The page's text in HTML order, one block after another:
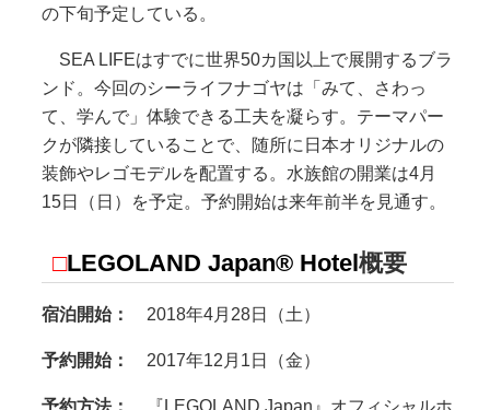
の下旬予定している。
SEA LIFEはすでに世界50カ国以上で展開するブラ
ンド。今回のシーライフナゴヤは「みて、さわっ
て、学んで」体験できる工夫を凝らす。テーマパー
クが隣接していることで、随所に日本オリジナルの
装飾やレゴモデルを配置する。水族館の開業は4月
15日（日）を予定。予約開始は来年前半を見通す。
□LEGOLAND Japan® Hotel概要
宿泊開始： 2018年4月28日（土）
予約開始： 2017年12月1日（金）
予約方法：
『LEGOLAND Japan』オフィシャルホ